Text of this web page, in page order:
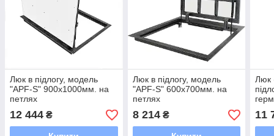
Люк в підлогу, модель
"APF-S" 900х1000мм. на
петлях
12 444 ₴
Люк в підлогу, модель
"APF-S" 600х700мм. на
петлях
8 214₴
Люк
11